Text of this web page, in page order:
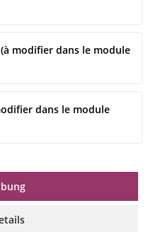
modifier dans le module
dans le module